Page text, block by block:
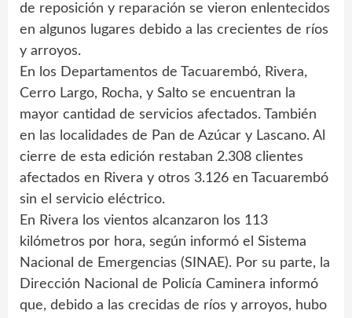
de reposición y reparación se vieron enlentecidos
en algunos lugares debido a las crecientes de ríos
y arroyos.
En los Departamentos de Tacuarembó, Rivera,
Cerro Largo, Rocha, y Salto se encuentran la
mayor cantidad de servicios afectados. También
en las localidades de Pan de Azúcar y Lascano. Al
cierre de esta edición restaban 2.308 clientes
afectados en Rivera y otros 3.126 en Tacuarembó
sin el servicio eléctrico.
En Rivera los vientos alcanzaron los 113
kilómetros por hora, según informó el Sistema
Nacional de Emergencias (SINAE). Por su parte, la
Dirección Nacional de Policía Caminera informó
que, debido a las crecidas de ríos y arroyos, hubo